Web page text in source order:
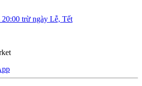
trừ ngày Lễ, Tết